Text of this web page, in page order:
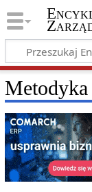
Metodyka